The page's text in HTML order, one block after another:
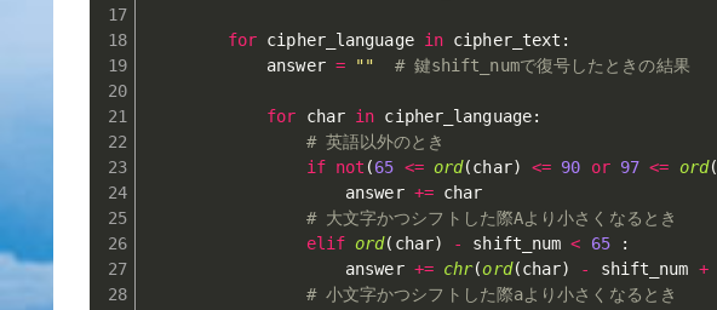
for cipher_language in cipher_text :
            answer
= "" # 鍵shift_numで復号したときの結果
for char in cipher_language:
# 英語以外のとき
if not (65 <= ord(char) <= 90 or 97 <= ord(
                    answer
+= char
# 大文字かつシフトした際Aより小さくなるとき
elif ord( char) - shift_num < 65
:
                    answer
+= chr(ord(char) - shift_num +
# 小文字かつシフトした際aより小さくなるとき